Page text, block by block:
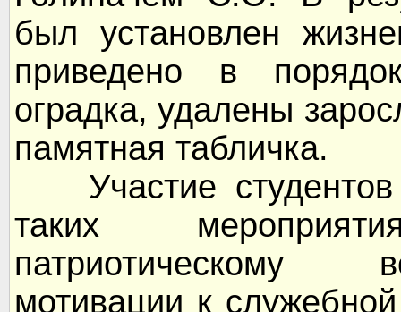
был установлен
приведено в
оградка, удалены
памятная табличка.
Участие студентов
таких
патриотическому
мотивации к